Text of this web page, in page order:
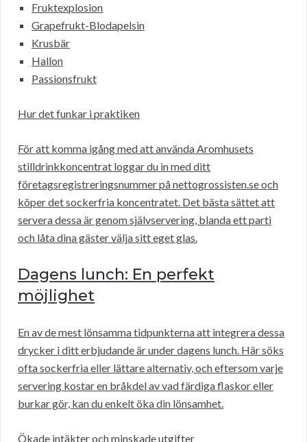
Fruktexplosion
Grapefrukt-Blodapelsin
Krusbär
Hallon
Passionsfrukt
Hur det funkar i praktiken
För att komma igång med att använda Aromhusets
stilldrinkkoncentrat loggar du in med ditt
företagsregistreringsnummer på nettogrossisten.se och
köper det sockerfria koncentratet. Det bästa sättet att
servera dessa är genom självservering, blanda ett parti
och låta dina gäster välja sitt eget glas.
Dagens lunch: En perfekt
möjlighet
En av de mest lönsamma tidpunkterna att integrera dessa
drycker i ditt erbjudande är under dagens lunch. Här söks
ofta sockerfria eller lättare alternativ, och eftersom varje
servering kostar en bråkdel av vad färdiga flaskor eller
burkar gör, kan du enkelt öka din lönsamhet.
Ökade intäkter och minskade utgifter